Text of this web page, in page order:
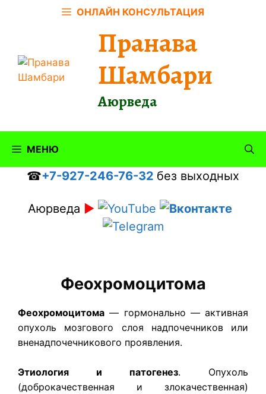
ОНЛАЙН КОНСУЛЬТАЦИЯ
Пранава
Шамбари
Аюрведа
МЕНЮ
☎+7-927-246-76-32 без выходных
Аюрведа ►
Феохромоцитома
Феохромоцитома — гормонально — активная
опухоль мозгового слоя надпочечников или
вненадпочечникового проявления.
Этиология и патогенез. Опухоль
(доброкачественная и злокачественная)